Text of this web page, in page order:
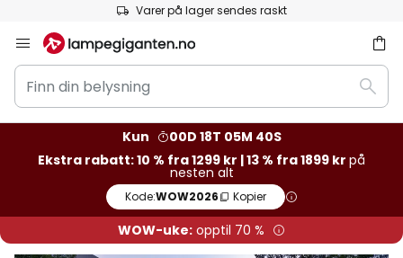
Varer på lager sendes raskt
Hopp
til
innhold
Finn
din
belysning
Søk
Kun
00D 18T 05M 39S
Ekstra rabatt: 10 % fra 1299 kr | 13 % fra 1899 kr på
nesten alt
Kode:WOW2026 Kopier
WOW-uke: opptil 70 %